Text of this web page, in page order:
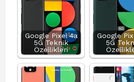
Google Pixel 4a
5G Teknik
Özellikleri
Google
5G